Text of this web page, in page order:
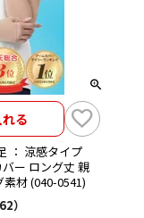
る
： 涼感タイプ
ー ロング丈 親
材 (040-0541)
）